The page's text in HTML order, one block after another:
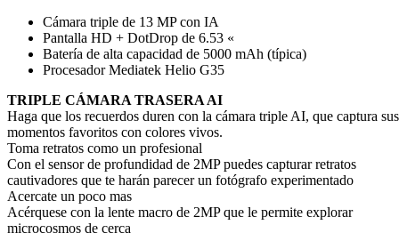
Cámara triple de 13 MP con IA
Pantalla HD + DotDrop de 6.53 «
Batería de alta capacidad de 5000 mAh (típica)
Procesador Mediatek Helio G35
TRIPLE CÁMARA TRASERA AI
Haga que los recuerdos duren con la cámara triple AI, que captura sus
momentos favoritos con colores vivos.
Toma retratos como un profesional
Con el sensor de profundidad de 2MP puedes capturar retratos
cautivadores que te harán parecer un fotógrafo experimentado
Acercate un poco mas
Acérquese con la lente macro de 2MP que le permite explorar
microcosmos de cerca